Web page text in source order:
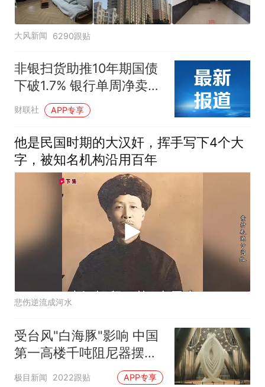
大风新闻 6290跟贴
非银扫货助推10年期国债
下破1.7% 银行单周净卖
593亿转配存单
财联社 APP专享
他是民国时期的大汉奸，挥手写下4个大
字，被知名机构沿用百年
悲伤逆流成河水
受台风"白海豚"影响 中国
第一高楼千吨阻尼器摆动
明显
极目新闻 2022跟贴 APP专享